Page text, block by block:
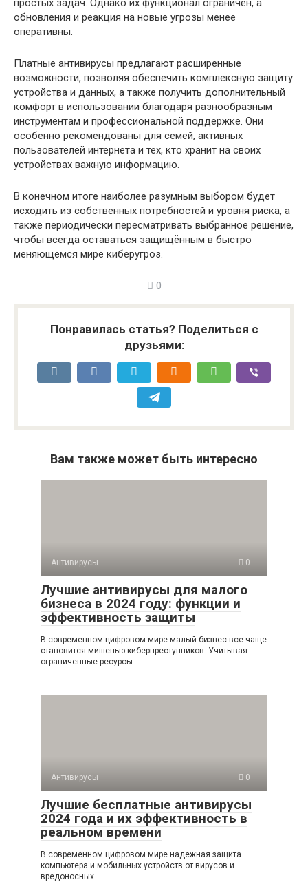
обновления и реакция на новые угрозы менее
оперативны.
Платные антивирусы предлагают расширенные
возможности, позволяя обеспечить комплексную защиту
устройства и данных, а также получить дополнительный
комфорт в использовании благодаря разнообразным
инструментам и профессиональной поддержке. Они
особенно рекомендованы для семей, активных
пользователей интернета и тех, кто хранит на своих
устройствах важную информацию.
В конечном итоге наиболее разумным выбором будет
исходить из собственных потребностей и уровня риска, а
также периодически пересматривать выбранное решение,
чтобы всегда оставаться защищённым в быстро
меняющемся мире киберугроз.
0
Понравилась статья? Поделиться с
друзьями:
Вам также может быть интересно
Антивирусы 0
Лучшие антивирусы для малого
бизнеса в 2024 году: функции и
эффективность защиты
В современном цифровом мире малый бизнес все чаще
становится мишенью киберпреступников. Учитывая
ограниченные ресурсы
Антивирусы 0
Лучшие бесплатные антивирусы
2024 года и их эффективность в
реальном времени
В современном цифровом мире надежная защита
компьютера и мобильных устройств от вирусов и
вредоносных